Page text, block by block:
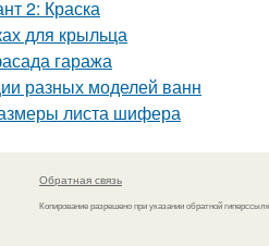
2: Краска
для крыльца
гаража
разных моделей ванн
листа шифера
Обратная связь
Копирование разрешено при указании обратной